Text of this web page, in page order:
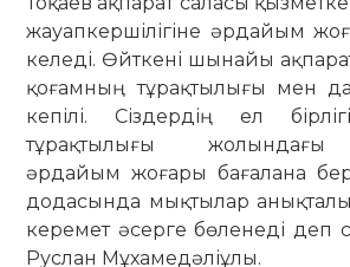
жауапкершілігіне әрдайым
келеді. Өйткені шынайы
қоғамның тұрақтылығы мен
кепілі. Сіздердің ел
тұрақтылығы жолындағы
әрдайым жоғары бағалана
додасында мықтылар
керемет әсерге бөленеді деп
Руслан Мұхамедәліұлы.